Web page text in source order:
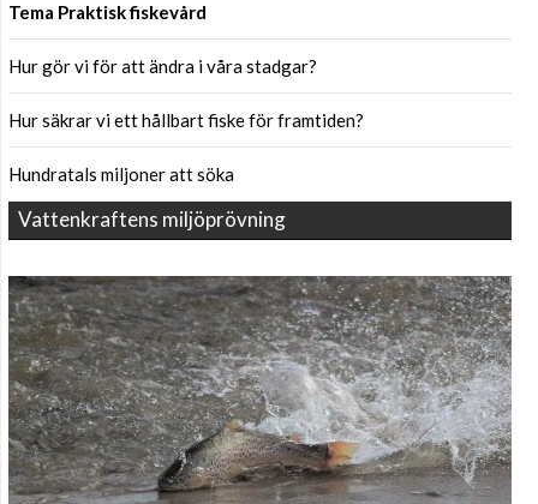
Tema Praktisk fiskevård
Hur gör vi för att ändra i våra stadgar?
Hur säkrar vi ett hållbart fiske för framtiden?
Hundratals miljoner att söka
Vattenkraftens miljöprövning